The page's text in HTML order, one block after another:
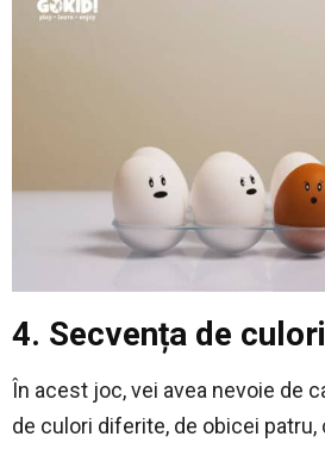
4. Secvența de culori
În acest joc, vei avea nevoie de
de culori diferite, de obicei patru,